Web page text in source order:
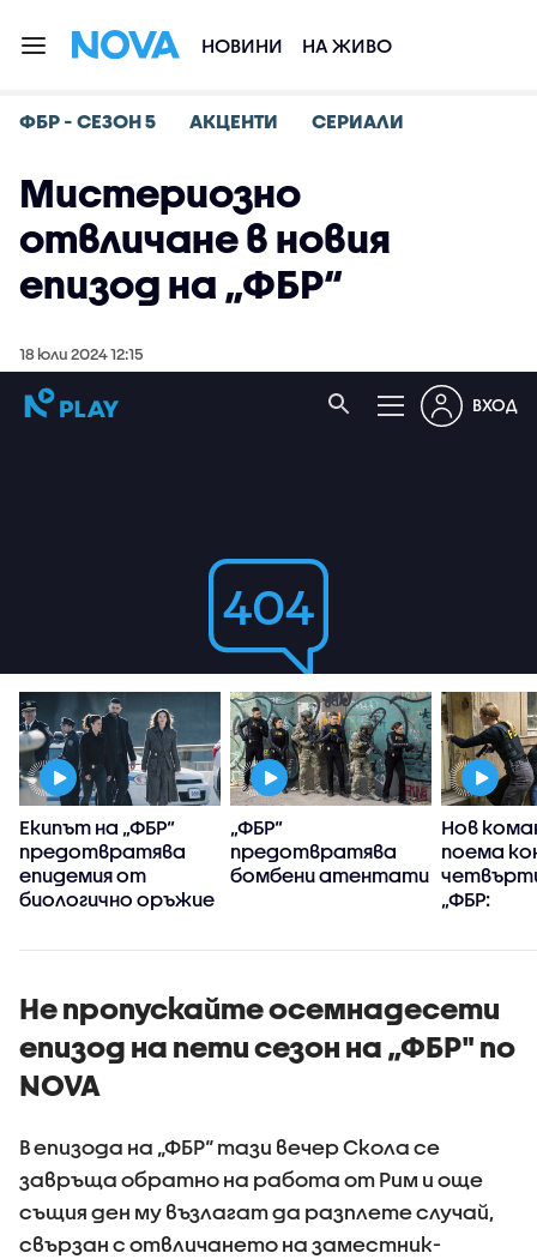
НОВИНИ НА ЖИВО
ФБР - СЕЗОН 5 АКЦЕНТИ СЕРИАЛИ
Мистериозно
отвличане в новия
епизод на „ФБР“
18 юли 2024 12:15
Екипът на „ФБР“
предотвратява
епидемия от
биологично оръжие
„ФБР“
предотвратява
бомбени атентати
Нов
поема
„ФБР:
Не пропускайте осемнадесети
епизод на пети сезон на „ФБР" по
NOVA
В епизода на „ФБР“ тази вечер Скола се
завръща обратно на работа от Рим и още
същия ден му възлагат да разплете случай,
свързан с отвличането на заместник-